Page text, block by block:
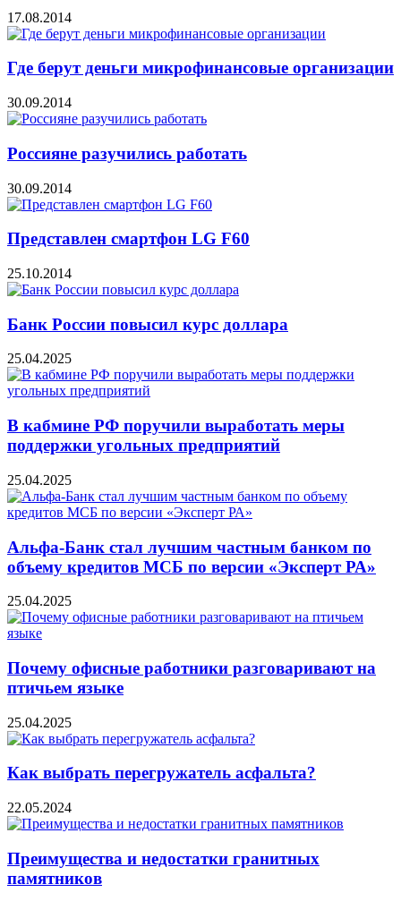
17.08.2014
Где берут деньги микрофинансовые организации
30.09.2014
Россияне разучились работать
30.09.2014
Представлен смартфон LG F60
25.10.2014
Банк России повысил курс доллара
25.04.2025
В кабмине РФ поручили выработать меры
поддержки угольных предприятий
25.04.2025
Альфа-Банк стал лучшим частным банком по
объему кредитов МСБ по версии «Эксперт РА»
25.04.2025
Почему офисные работники разговаривают на
птичьем языке
25.04.2025
Как выбрать перегружатель асфальта?
22.05.2024
Преимущества и недостатки гранитных
памятников